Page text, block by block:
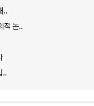
..
적 논..
..